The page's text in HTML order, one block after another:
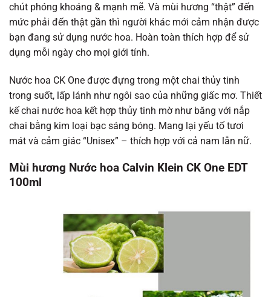
chút phóng khoáng & mạnh mẽ. Và mùi hương “thật” đến
mức phải đến thật gần thì người khác mới cảm nhận được
bạn đang sử dụng nước hoa. Hoàn toàn thích hợp để sử
dụng mỗi ngày cho mọi giới tính.
Nước hoa CK One được đựng trong một chai thủy tinh
trong suốt, lấp lánh như ngôi sao của những giấc mơ. Thiết
kế chai nước hoa kết hợp thủy tinh mờ như băng với nắp
chai bằng kim loại bạc sáng bóng. Mang lại yếu tố tươi
mát và cảm giác “Unisex” – thích hợp với cả nam lẫn nữ.
Mùi hương Nước hoa Calvin Klein CK One EDT
100ml